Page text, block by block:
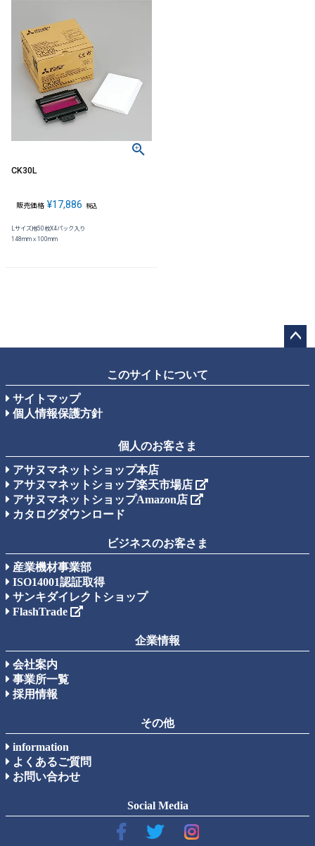
CK30L
販売価格 ¥17,886 税込
Lサイズ用50枚X4パック入り
148mmｘ100mm
ップ
このサイトについて
サイトマップ
個人情報保護方針
個人のお客さま
アサヌマネットショップ本店
アサヌマネットショップ楽天市場店
アサヌマネットショップAmazon店
カタログダウンロード
ビジネスのお客さま
産業機材事業部
ISO14001認証取得
サンキダイレクトショップ
FlashTrade
企業情報
会社案内
事業所一覧
採用情報
その他
information
よくあるご質問
お問い合わせ
Social Media